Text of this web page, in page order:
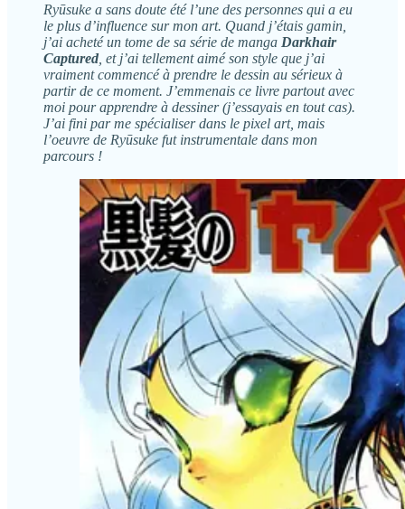
Ryūsuke a sans doute été l’une des personnes qui a eu
le plus d’influence sur mon art. Quand j’étais gamin,
j’ai acheté un tome de sa série de manga Darkhair
Captured , et j’ai tellement aimé son style que j’ai
vraiment commencé à prendre le dessin au sérieux à
partir de ce moment. J’emmenais ce livre partout avec
moi pour apprendre à dessiner (j’essayais en tout cas).
J’ai fini par me spécialiser dans le pixel art, mais
l’oeuvre de Ryūsuke fut instrumentale dans mon
parcours !